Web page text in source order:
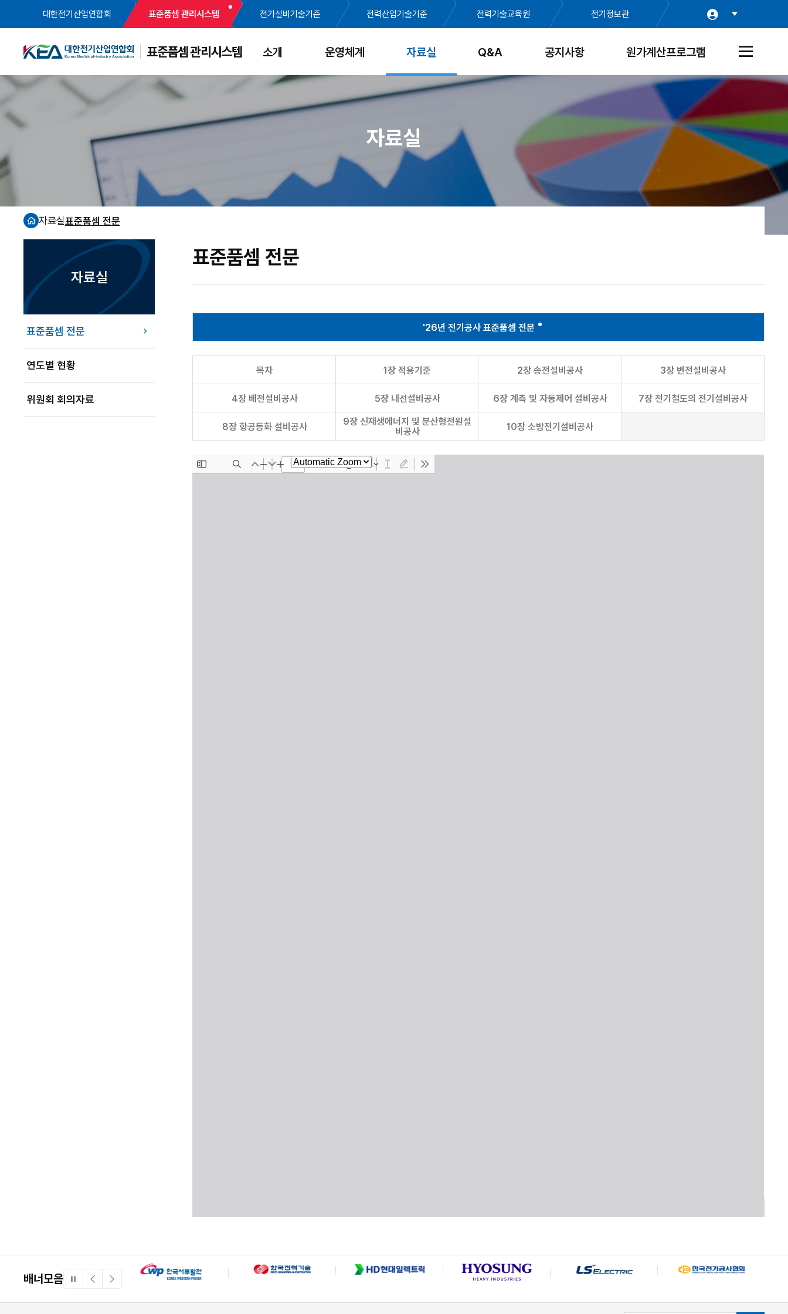
대한전기산업연합회 표준품셈 관리시스템 전기설비기술기준 전력산업기술기준 전력기술교육원 전기정보관
표준품셈 관리시스템 소개 운영체계 자료실 Q&A 공지사항 원가계산프로그램
전
메
기
자료실
홈
자료실표준품셈 전문
자료실
표준품셈 전문
연도별 현황
위원회 회의자료
표준품셈 전문
'26년 전기공사 표준품셈 전문
목차 1장 적용기준 2장 송전설비공사 3장 변전설비공사
4장 배전설비공사 5장 내선설비공사 6장 계측 및 자동제어 설비공사 7장 전기철도의 전기설비공사
8장 항공등화 설비공사
9장 신재생에너지 및 분산형전원설
비공사
10장 소방전기설비공사
배너모음
일
이
다